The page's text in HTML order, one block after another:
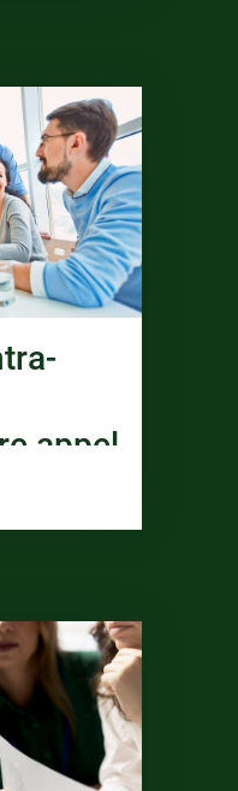
appel